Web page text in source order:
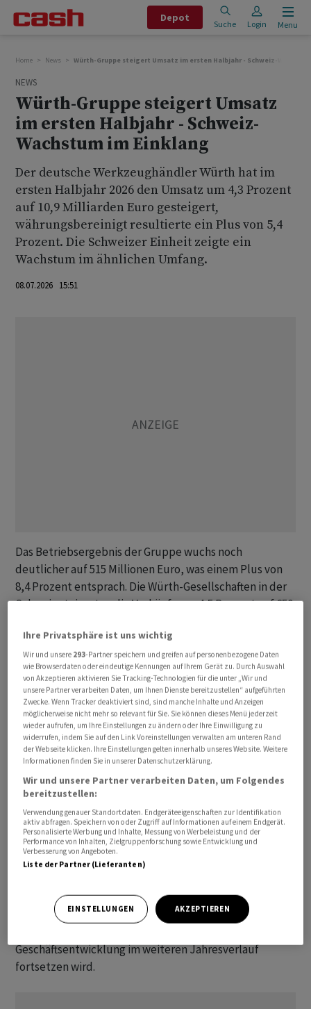
Depot
Suche Login Menu
Home News Würth-Gruppe steigert Umsatz im ersten Halbjahr - Schweiz-
NEWS
Würth-Gruppe steigert Umsatz
im ersten Halbjahr - Schweiz-
Wachstum im Einklang
Der deutsche Werkzeughändler Würth hat im
ersten Halbjahr 2026 den Umsatz um 4,3 Prozent
auf 10,9 Milliarden Euro gesteigert,
währungsbereinigt resultierte ein Plus von 5,4
Prozent. Die Schweizer Einheit zeigte ein
Wachstum im ähnlichen Umfang.
08.07.2026 15:51
Das Betriebsergebnis der Gruppe wuchs noch
deutlicher auf 515 Millionen Euro, was einem Plus von
8,4 Prozent entsprach. Die Würth-Gesellschaften in der
Schweiz steigerten die Verkäufe um 4,5 Prozent auf 650
heisst.
Insgesamt werde das wirtschaftliche Umfeld
herausfordernd bleiben. Dies liege vor allem in den
gestiegenen Energiepreisen, geopolitischen
Unsicherheiten und der verhaltenen
Industriekonjunktur speziell in Deutschland
begründet.
Die Geschäftseinheiten Elektronik eiSos und Chemie
hätten sich im laufenden Jahr dynamisch entwickelt.
Gleichzeitig zeigte sich im Bereich Verbindungs- und
Befestigungstechnik eine Erholung. Wachstumsimpulse
habe es zudem aus den Regionen Osteuropa und
Aufgrund des Auftragseingangs zeigte sich das
Geschäftsentwicklung im weiteren Jahresverlauf
fortsetzen wird.
Ihre Privatsphäre ist uns wichtig
Wir und unsere 293-Partner speichern und greifen auf personenbezogene Daten
wie Browserdaten oder eindeutige Kennungen auf Ihrem Gerät zu. Durch Auswahl
von Akzeptieren aktivieren Sie Tracking-Technologien für die unter „Wir und
unsere Partner verarbeiten Daten, um Ihnen Dienste bereitzustellen“ aufgeführten
Zwecke. Wenn Tracker deaktiviert sind, sind manche Inhalte und Anzeigen
möglicherweise nicht mehr so relevant für Sie. Sie können dieses Menü jederzeit
wieder aufrufen, um Ihre Einstellungen zu ändern oder Ihre Einwilligung zu
widerrufen, indem Sie auf den Link Voreinstellungen verwalten am unteren Rand
der Webseite klicken. Ihre Einstellungen gelten innerhalb unseres Website. Weitere
Informationen finden Sie in unserer Datenschutzerklärung.
Wir und unsere Partner verarbeiten Daten, um Folgendes
bereitzustellen:
Verwendung genauer Standortdaten. Endgeräteeigenschaften zur Identifikation
aktiv abfragen. Speichern von oder Zugriff auf Informationen auf einem Endgerät.
Personalisierte Werbung und Inhalte, Messung von Werbeleistung und der
Performance von Inhalten, Zielgruppenforschung sowie Entwicklung und
Verbesserung von Angeboten.
Liste der Partner (Lieferanten)
EINSTELLUNGEN AKZEPTIEREN